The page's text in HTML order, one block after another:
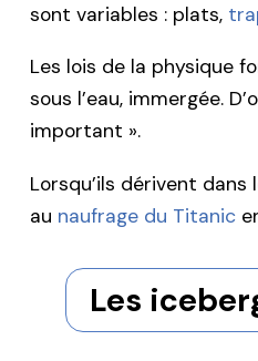
sont variables : plats,
Les lois de la physique
sous l’eau, immergée.
important ».
Lorsqu’ils dérivent
au naufrage du Titanic
Les